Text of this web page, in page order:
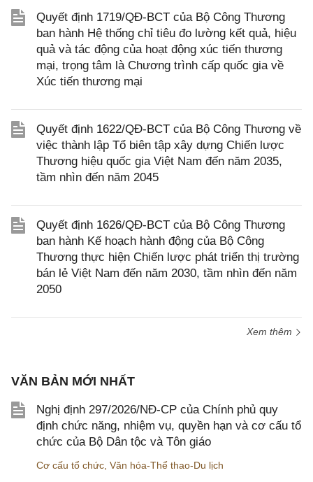
Quyết định 1719/QĐ-BCT của Bộ Công Thương
ban hành Hệ thống chỉ tiêu đo lường kết quả, hiệu
quả và tác động của hoạt động xúc tiến thương
mại, trọng tâm là Chương trình cấp quốc gia về
Xúc tiến thương mại
Quyết định 1622/QĐ-BCT của Bộ Công Thương về
việc thành lập Tổ biên tập xây dựng Chiến lược
Thương hiệu quốc gia Việt Nam đến năm 2035,
tầm nhìn đến năm 2045
Quyết định 1626/QĐ-BCT của Bộ Công Thương
ban hành Kế hoạch hành động của Bộ Công
Thương thực hiện Chiến lược phát triển thị trường
bán lẻ Việt Nam đến năm 2030, tầm nhìn đến năm
2050
Xem thêm
VĂN BẢN MỚI NHẤT
Nghị định 297/2026/NĐ-CP của Chính phủ quy
định chức năng, nhiệm vụ, quyền hạn và cơ cấu tổ
chức của Bộ Dân tộc và Tôn giáo
Cơ cấu tổ chức Văn hóa-Thể thao-Du lịch